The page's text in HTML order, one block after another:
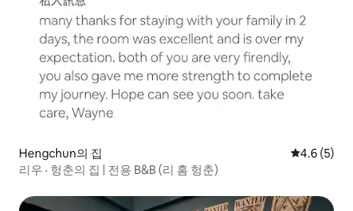
Hengchun의 집 평점 4.6점
4.6 (5)
리우 · 헝춘의 집 | 전용 B&B (리 홈 헝춘)